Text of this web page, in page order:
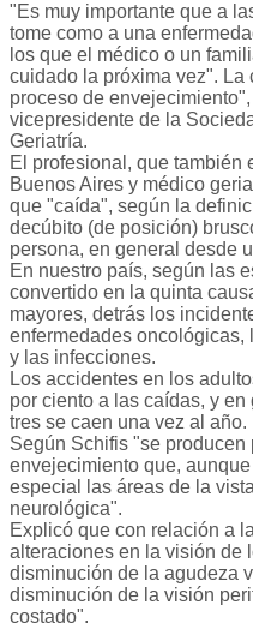
"Es muy importante que a
tome como a una
los que el médico o un
cuidado la próxima vez". La
proceso de
vicepresidente de la
Geriatría.
El profesional, que también
Buenos Aires y médico
que "caída", según la
decúbito (de posición)
persona, en general desde
En nuestro país, según las
convertido en la quinta
mayores, detrás los
enfermedades
y las infecciones.
Los accidentes en los
por ciento a las caídas, y
tres se caen una vez al año.
Según Schifis "se producen
envejecimiento que,
especial las áreas de la
neurológica".
Explicó que con relación a
alteraciones en la visión de
disminución de la agudeza
disminución de la visión
costado".